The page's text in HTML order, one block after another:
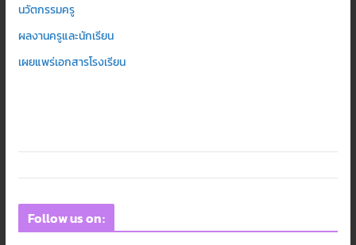
นวัตกรรมครู
ผลงานครูและนักเรียน
เผยแพร่เอกสารโรงเรียน
Follow us on: